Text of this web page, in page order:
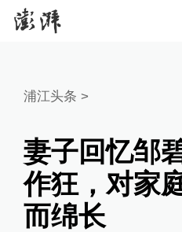
浦江头条 >
妻子回忆邹
作狂，对家
而绵长